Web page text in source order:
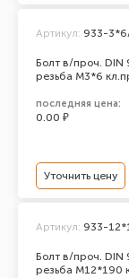
Болт в/проч.
резьба М3*6
Артикул: 933-
последняя цена:
0.00 ₽
Уточнить цену
Болт в/проч.
резьба М12*190
Артикул: 933-